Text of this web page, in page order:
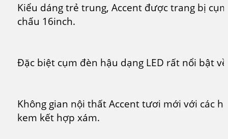
Kiểu dáng trẻ trung, Accent được trang bị
chấu 16inch.
Đặc biệt cụm đèn hậu dạng LED rất nổi bật
Không gian nội thất Accent tươi mới với các
kem kết hợp xám.